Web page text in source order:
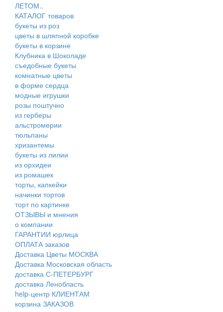
ЛЕТОМ..
КАТАЛОГ товаров
букеты из роз
цветы в шляпной коробке
букеты в корзине
Клубника в Шоколаде
съедобные букеты
комнатные цветы
в форме сердца
модные игрушки
розы поштучно
из герберы
альстромерии
тюльпаны
хризантемы
букеты из лилии
из орхидеи
из ромашек
торты, капкейки
начинки тортов
торт по картинке
ОТЗЫВЫ и мнения
о компании
ГАРАНТИИ юрлица
ОПЛАТА заказов
Доставка Цветы МОСКВА
Доставка Московская область
доставка С-ПЕТЕРБУРГ
доставка Ленобласть
help-центр КЛИЕНТАМ
корзина ЗАКАЗОВ